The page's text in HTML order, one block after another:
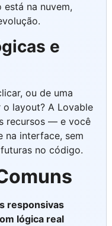
na nuvem,
e
ou de uma
layout? A Lovable
recursos — e você
na interface, sem
no código.
responsivas
lógica real